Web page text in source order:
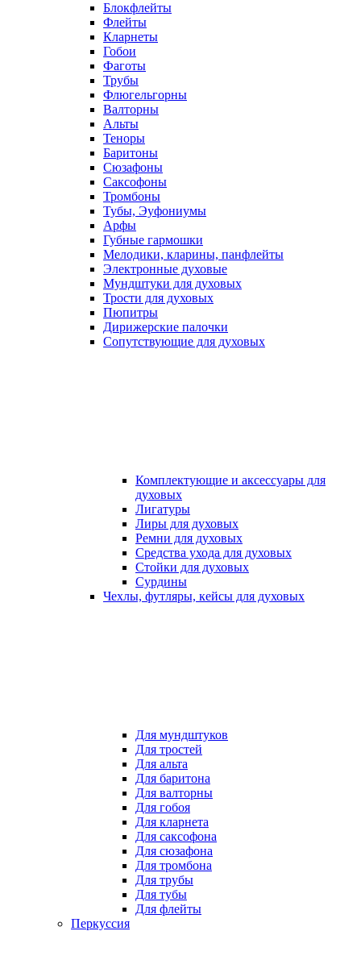
Блокфлейты
Флейты
Кларнеты
Гобои
Фаготы
Трубы
Флюгельгорны
Валторны
Альты
Теноры
Баритоны
Сюзафоны
Саксофоны
Тромбоны
Тубы, Эуфониумы
Арфы
Губные гармошки
Мелодики, кларины, панфлейты
Электронные духовые
Мундштуки для духовых
Трости для духовых
Пюпитры
Дирижерские палочки
Сопутствующие для духовых
Комплектующие и аксессуары для
духовых
Лигатуры
Лиры для духовых
Ремни для духовых
Средства ухода для духовых
Стойки для духовых
Сурдины
Чехлы, футляры, кейсы для духовых
Для мундштуков
Для тростей
Для альта
Для баритона
Для валторны
Для гобоя
Для кларнета
Для саксофона
Для сюзафона
Для тромбона
Для трубы
Для тубы
Для флейты
Перкуссия